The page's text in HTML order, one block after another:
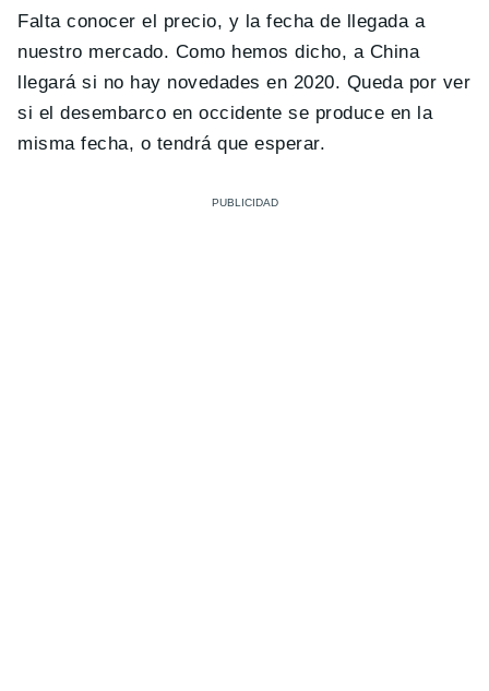
Falta conocer el precio, y la fecha de llegada a
nuestro mercado. Como hemos dicho, a China
llegará si no hay novedades en 2020. Queda por ver
si el desembarco en occidente se produce en la
misma fecha, o tendrá que esperar.